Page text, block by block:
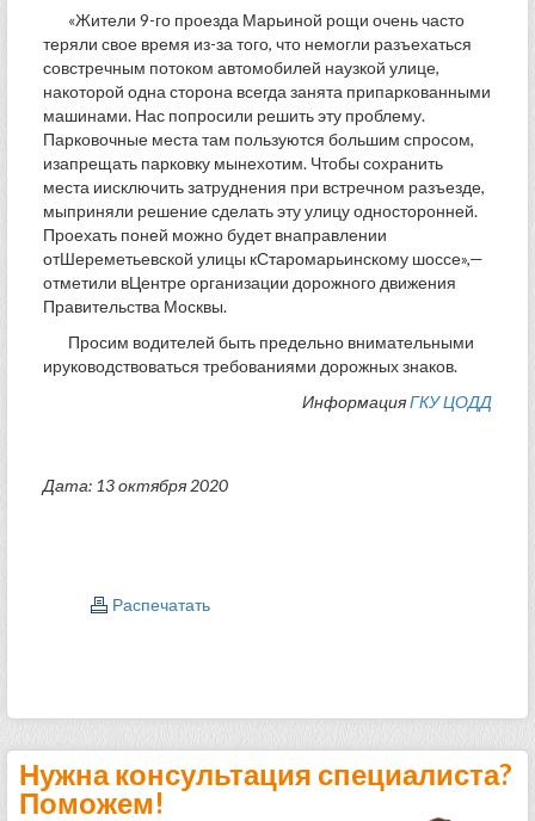
«Жители 9-го проезда Марьиной рощи очень часто
теряли свое время из-за того, что немогли разъехаться
совстречным потоком автомобилей наузкой улице,
накоторой одна сторона всегда занята припаркованными
машинами. Нас попросили решить эту проблему.
Парковочные места там пользуются большим спросом,
изапрещать парковку мынехотим. Чтобы сохранить
места иисключить затруднения при встречном разъезде,
мыприняли решение сделать эту улицу односторонней.
Проехать поней можно будет внаправлении
отШереметьевской улицы кСтаромарьинскому шоссе»,—
отметили вЦентре организации дорожного движения
Правительства Москвы.
Просим водителей быть предельно внимательными
ируководствоваться требованиями дорожных знаков.
ИнформацияГКУ ЦОДД
Дата: 13 октября 2020
Распечатать
Нужна консультация специалиста?
Поможем!